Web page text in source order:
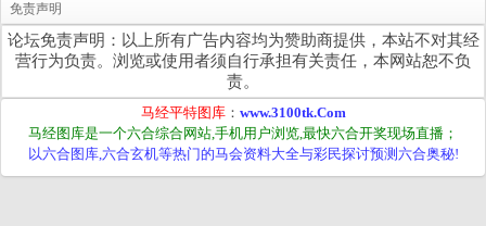
免责声明
论坛免责声明：以上所有广告内容均为赞助商提供，本站不对其经
营行为负责。浏览或使用者须自行承担有关责任，本网站恕不负
责。
马经平特图库： www.3100tk.Com
马经图库是一个六合综合网站,手机用户浏览,最快六合开奖现场直播；
以六合图库,六合玄机等热门的马会资料大全与彩民探讨预测六合奥秘!